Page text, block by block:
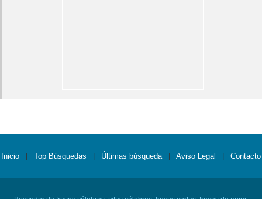
Inicio Top Búsquedas Últimas búsqueda Aviso Legal Contacto